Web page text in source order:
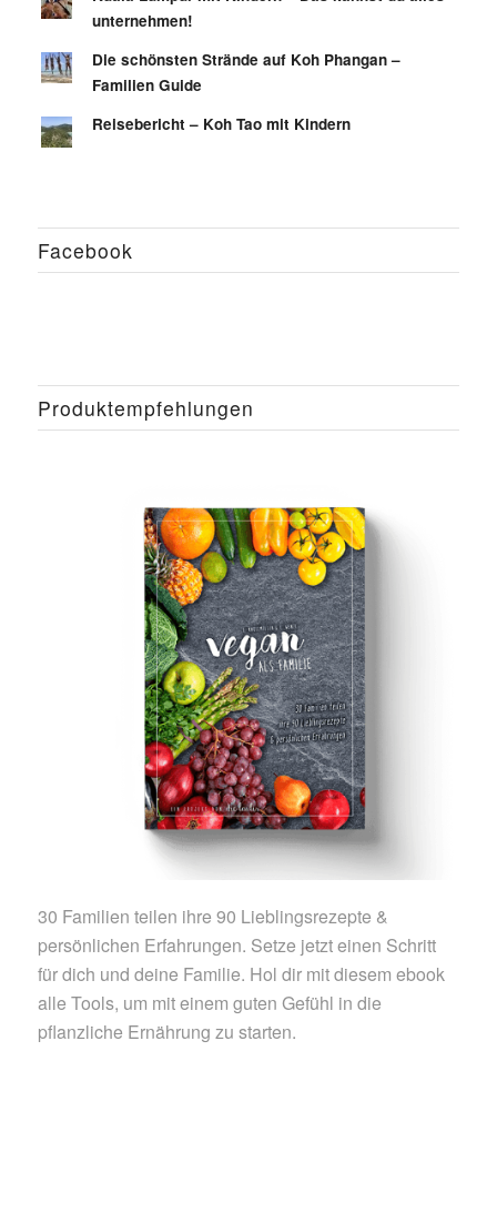
unternehmen!
Die schönsten Strände auf Koh Phangan –
Familien Guide
Reisebericht – Koh Tao mit Kindern
Facebook
Produktempfehlungen
30 Familien teilen ihre 90 Lieblingsrezepte &
persönlichen Erfahrungen. Setze jetzt einen Schritt
für dich und deine Familie. Hol dir mit diesem ebook
alle Tools, um mit einem guten Gefühl in die
pflanzliche Ernährung zu starten.